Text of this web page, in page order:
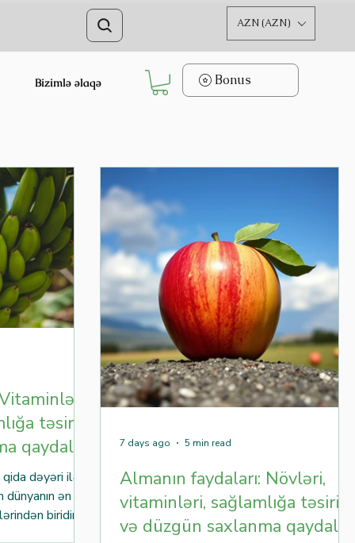
AZN (AZN)
Bizimlə əlaqə Bonus
təsiri
qaydaları
dəyəri ilə
ən
biridir və
Almanın faydaları: Növləri,
vitaminləri, sağlamlığa təsiri
və düzgün saxlanma
7 days ago 5 min read